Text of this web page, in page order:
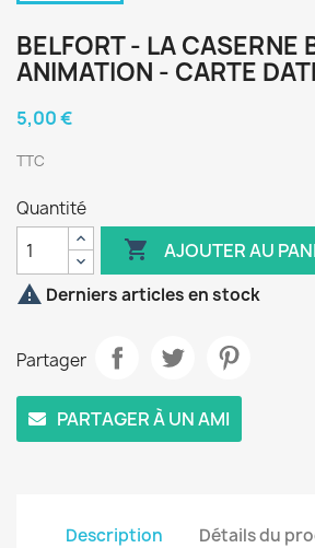
BELFORT - LA CASERNE
ANIMATION - CARTE
5,00 €
TTC
Quantité
 AJOUTER AU
 Derniers articles en stock
Partager
PARTAGER À UN AMI
Description Détails du